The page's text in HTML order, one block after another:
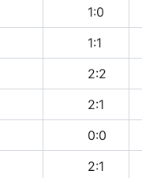
1:0
1:1
2:2
2:1
0:0
2:1